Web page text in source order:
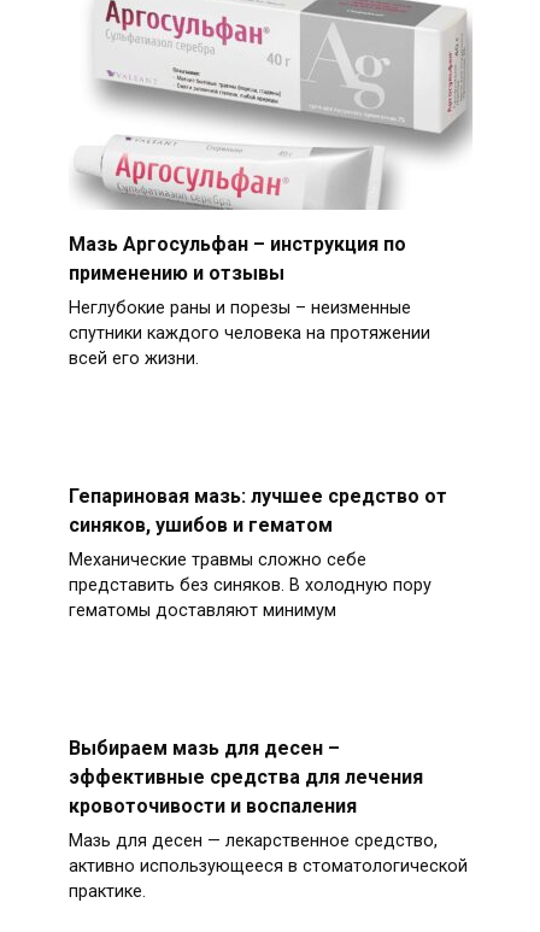
Мазь Аргосульфан – инструкция по
применению и отзывы
Неглубокие раны и порезы – неизменные
спутники каждого человека на протяжении
всей его жизни.
Гепариновая мазь: лучшее средство от
синяков, ушибов и гематом
Механические травмы сложно себе
представить без синяков. В холодную пору
гематомы доставляют минимум
Выбираем мазь для десен –
эффективные средства для лечения
кровоточивости и воспаления
Мазь для десен — лекарственное средство,
активно использующееся в стоматологической
практике.